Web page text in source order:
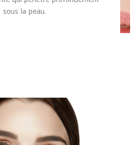
sous la peau.